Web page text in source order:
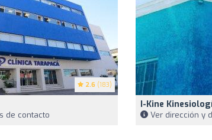
2.6 (183)
de contacto
I-Kine
Ver dirección y